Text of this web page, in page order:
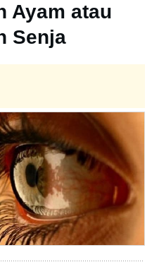
Ayam atau
Senja